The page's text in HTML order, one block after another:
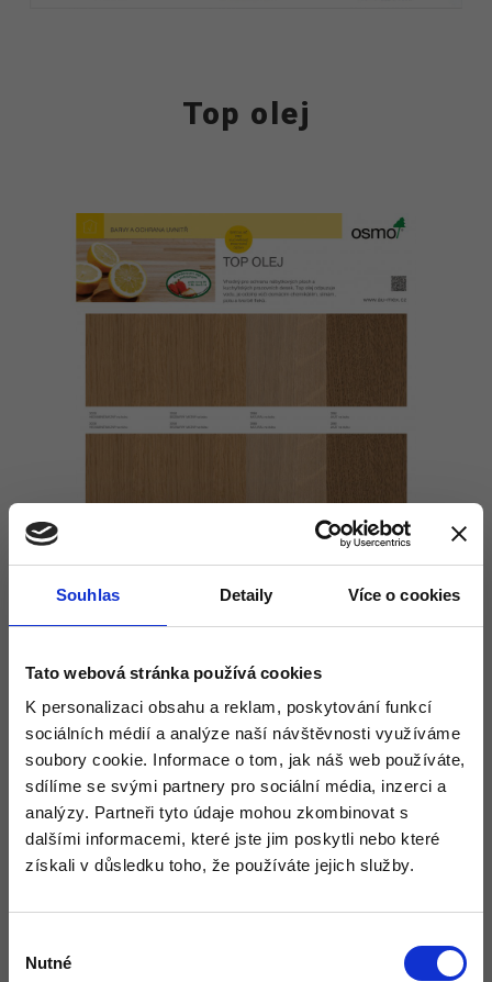
Souhlas Detaily Více o cookies
Tato webová stránka používá cookies
K personalizaci obsahu a reklam, poskytování funkcí
sociálních médií a analýze naší návštěvnosti využíváme
soubory cookie. Informace o tom, jak náš web používáte,
sdílíme se svými partnery pro sociální média, inzerci a
analýzy. Partneři tyto údaje mohou zkombinovat s
dalšími informacemi, které jste jim poskytli nebo které
získali v důsledku toho, že používáte jejich služby.
souhlasu
Nutné
Top olej